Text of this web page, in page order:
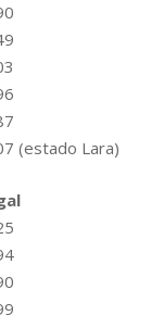
(estado Lara)